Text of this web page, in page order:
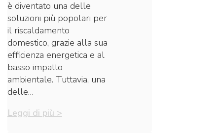
è diventato una delle
soluzioni più popolari per
il riscaldamento
domestico, grazie alla sua
efficienza energetica e al
basso impatto
ambientale. Tuttavia, una
delle…
Leggi di più >